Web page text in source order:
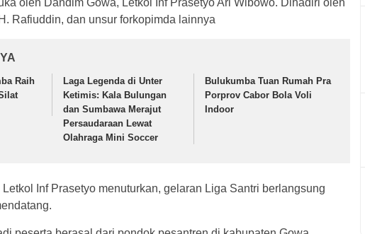
oleh Dandim Gowa, Letkol Inf Prasetyo Ari Wibowo. Dihadiri oleh
Rafiuddin, dan unsur forkopimda lainnya
Raih
Laga Legenda di Unter
Ketimis: Kala Bulungan
dan Sumbawa Merajut
Persaudaraan Lewat
Olahraga Mini Soccer
Bulukumba Tuan Rumah Pra
Porprov Cabor Bola Voli
Indoor
Inf Prasetyo menuturkan, gelaran Liga Santri berlangsung